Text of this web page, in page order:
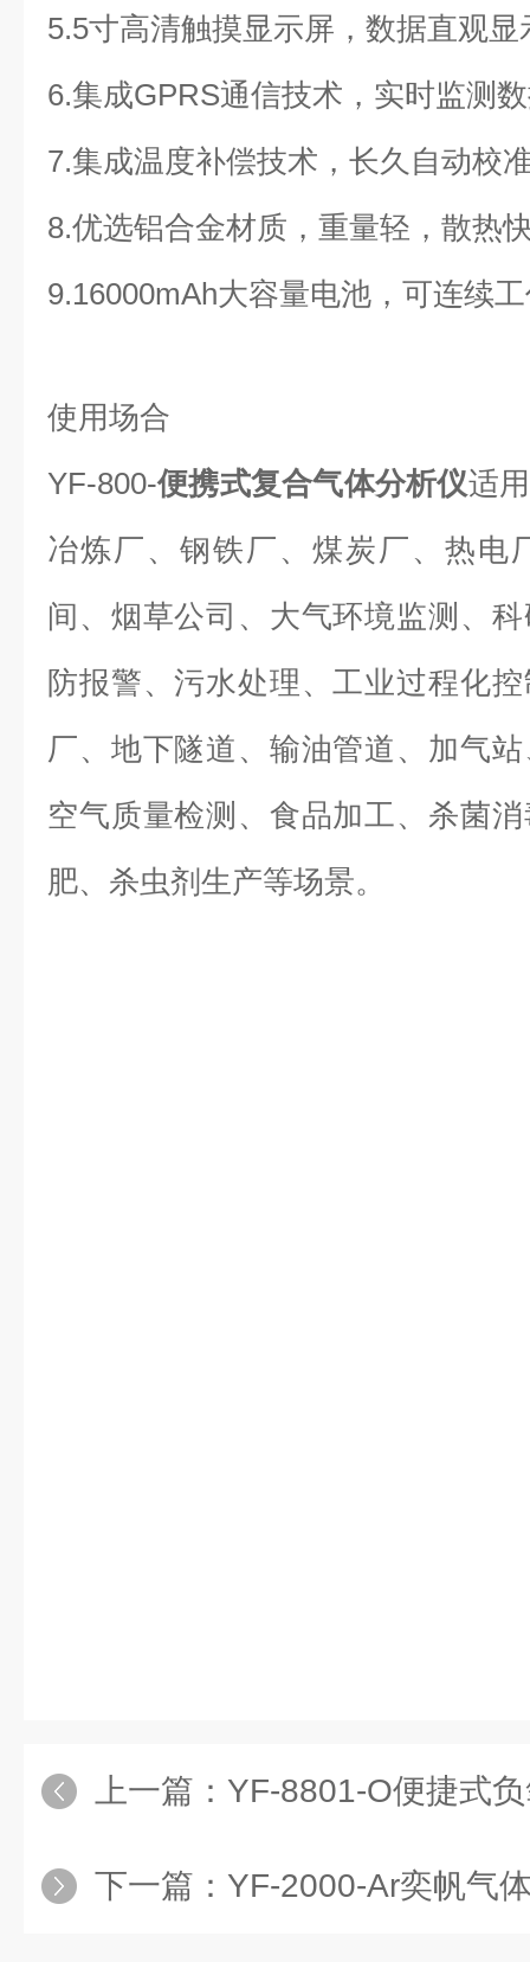
5.5寸高清触摸显示屏，数据直观显
6.集成GPRS通信技术，实时监测
7.集成温度补偿技术，长久自动校
8.优选铝合金材质，重量轻，散热
9.16000mAh大容量电池，可连续
使用场合
YF-800-便携式复合气体分析仪适
冶炼厂、钢铁厂、煤炭厂、热电
间、烟草公司、大气环境监测、
防报警、污水处理、工业过程化
厂、地下隧道、输油管道、加气
空气质量检测、食品加工、杀菌
肥、杀虫剂生产等场景。
上一篇： YF-8801-O便捷式
下一篇： YF-2000-Ar奕帆气体充